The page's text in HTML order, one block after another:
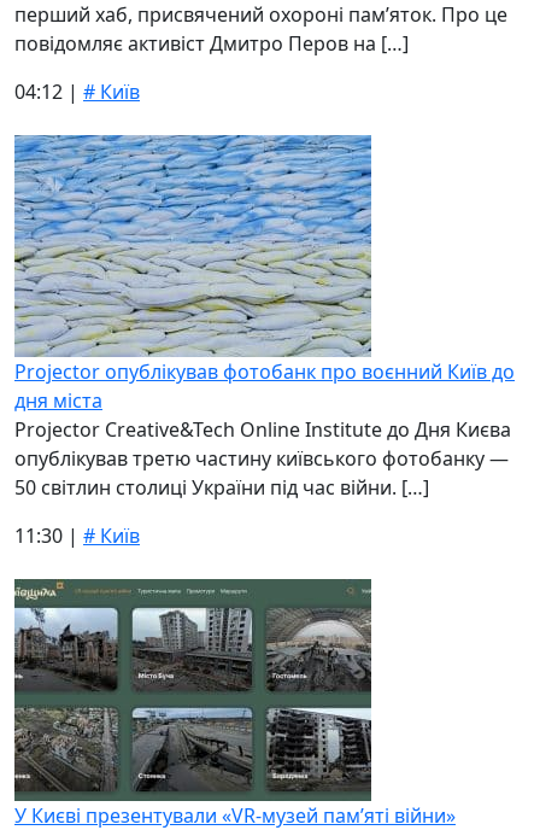
перший хаб, присвячений охороні пам’яток. Про це
повідомляє активіст Дмитро Перов на […]
04:12 | # Київ
Projector опублікував фотобанк про воєнний Київ до
дня міста
Projector Creative&Tech Online Institute до Дня Києва
опублікував третю частину київського фотобанку —
50 світлин столиці України під час війни. […]
11:30 | # Київ
У Києві презентували «VR-музей пам’яті війни»